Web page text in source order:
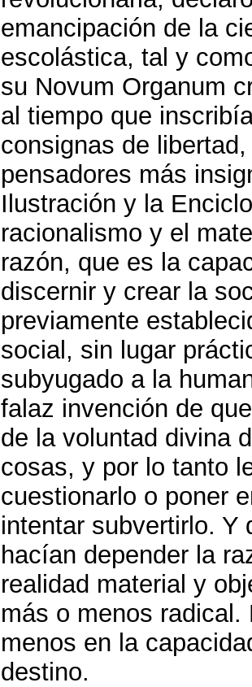
emancipación de la
escolástica, tal y
su Novum Organum
al tiempo que
consignas de
pensadores más
Ilustración y la
racionalismo y el
razón, que es la
discernir y crear la
previamente
social, sin lugar
subyugado a la
falaz invención de
de la voluntad divina
cosas, y por lo tanto
cuestionarlo o poner
intentar subvertirlo. Y
hacían depender la
realidad material y
más o menos
menos en la
destino.